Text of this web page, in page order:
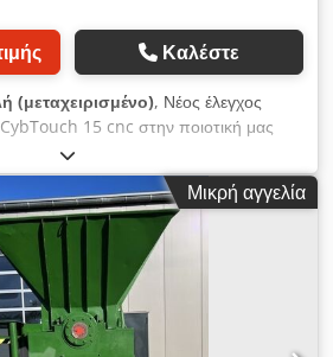
Καλέστε
(μεταχειρισμένο), Νέος έλεγχος
15 cnc στην ποιοτική μας
τύπου Edwards Pearson 6axis cnc
κάτω μέρος της καταχώρισης Πρέσα
RTB 100 T / 3100 3metre x 100ton /
cnc Cybelec CybTouch 15 με οθόνη
λογισμικό offline - διαθέσιμο
τον έλεγχο cnc Cybelec Cjdpfxeq
4 αξόνων - z1, z2, άξονας x και r
μηχάνημα είναι σε καλή κατάσταση
ένα πλήρες σετ εργαλείων άνω &
Μικρή αγγελία